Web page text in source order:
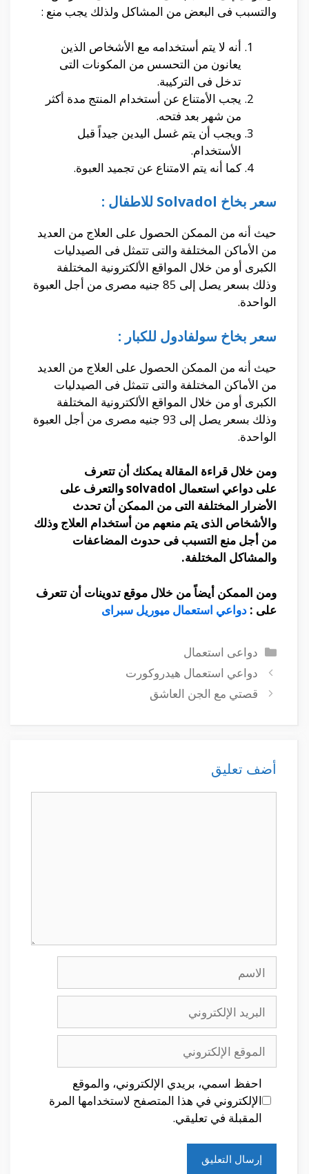
والتسبب فى البعض من المشاكل ولذلك يجب منع :
أنه لا يتم أستخدامه مع الأشخاص الذين
يعانون من التحسس من المكونات التى
تدخل فى التركيبة.
يجب الأمتناع عن أستخدام المنتج مدة أكثر
من شهر بعد فتحه.
ويجب أن يتم غسل اليدين جيداً قبل
الأستخدام.
كما أنه يتم الامتناع عن تجميد العبوة.
سعر بخاخ Solvadol للاطفال :
حيث أنه من الممكن الحصول على العلاج من العديد
من الأماكن المختلفة والتى تتمثل فى الصيدليات
الكبرى أو من خلال المواقع الألكترونية المختلفة
وذلك بسعر يصل إلى 85 جنيه مصرى من أجل العبوة
الواحدة.
سعر بخاخ سولفادول للكبار :
حيث أنه من الممكن الحصول على العلاج من العديد
من الأماكن المختلفة والتى تتمثل فى الصيدليات
الكبرى أو من خلال المواقع الألكترونية المختلفة
وذلك بسعر يصل إلى 93 جنيه مصرى من أجل العبوة
الواحدة.
ومن خلال قراءة المقالة يمكنك أن تتعرف
على دواعي استعمال solvadol
والتعرف على
الأضرار المختلفة التى من الممكن أن تحدث
والأشخاص الذى يتم منعهم من أستخدام العلاج وذلك
من أجل منع التسبب فى حدوث المضاعفات
والمشاكل المختلفة.
ومن الممكن أيضاً من خلال موقع تدوينات أن تتعرف
على : دواعي استعمال ميوريل سبراى
التصنيفات
دواعى استعمال
دواعي استعمال هيدروكورت
قصتي مع الجن العاشق
أضف تعليق
الإلكتروني
الإلكتروني
احفظ اسمي، بريدي الإلكتروني، والموقع
الإلكتروني في هذا المتصفح لاستخدامها المرة
المقبلة في تعليقي.